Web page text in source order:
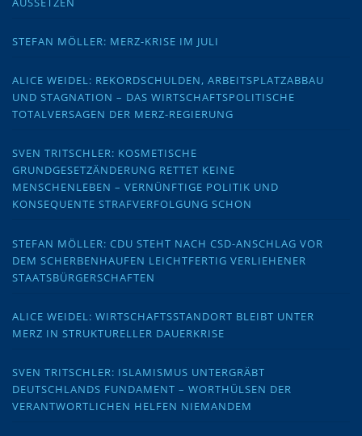
STEFAN MÖLLER: MERZ-KRISE IM JULI
ALICE WEIDEL: REKORDSCHULDEN, ARBEITSPLATZABBAU
UND STAGNATION – DAS WIRTSCHAFTSPOLITISCHE
TOTALVERSAGEN DER MERZ-REGIERUNG
SVEN TRITSCHLER: KOSMETISCHE
GRUNDGESETZÄNDERUNG RETTET KEINE
MENSCHENLEBEN – VERNÜNFTIGE POLITIK UND
KONSEQUENTE STRAFVERFOLGUNG SCHON
STEFAN MÖLLER: CDU STEHT NACH CSD-ANSCHLAG VOR
DEM SCHERBENHAUFEN LEICHTFERTIG VERLIEHENER
STAATSBÜRGERSCHAFTEN
ALICE WEIDEL: WIRTSCHAFTSSTANDORT BLEIBT UNTER
MERZ IN STRUKTURELLER DAUERKRISE
SVEN TRITSCHLER: ISLAMISMUS UNTERGRÄBT
DEUTSCHLANDS FUNDAMENT – WORTHÜLSEN DER
VERANTWORTLICHEN HELFEN NIEMANDEM